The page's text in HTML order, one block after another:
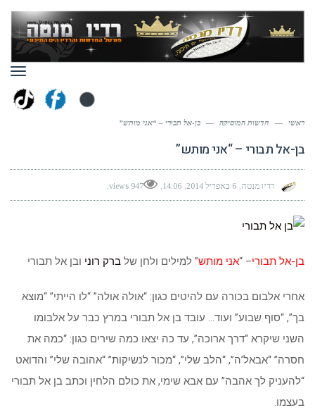
ראשי — חדשות המוסיקה — בן-אל תבורי – “אני מותש”
בן-אל תבורי – “אני מותש”
רדיו מנטה 6 באפריל 2014 14:06
947 views
בן-אל תבורי– “אני מותש” למילים ולחן של ברק רוני ובן אל תבורי
אחרי אלבום בכורה עם להיטים כגון: “אולה אולה” “לו הייתי” “מוצא
בך”, “סוף שבוע” ועוד… עובד בן אל תבורי במרץ כבר על אלבומו
השני שיקרא “דרך ארוכה”, עד כה יצאו כמה שירים כגון: “כמה את
חסרה” “אבאל’ה”, “הלב שלי”, “מכור לנשיקות” “אהובה שלי” והדואט
“להעניק לך אהבה” עם אבא שימי, את כולם הלחין וכתב בן אל תבורי
בעצמו.